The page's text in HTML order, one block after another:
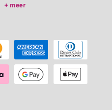
meer